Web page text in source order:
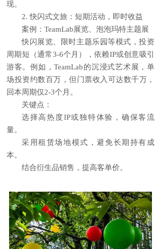
现。
2. 快闪式文旅：短期活动，即时收益
案例：TeamLab展览、泡泡玛特主题展
快闪展览、限时主题乐园等模式，投资
周期短（通常3-6个月），依赖IP或创意吸引
游客。例如，TeamLab的沉浸式艺术展，单
场投资约数百万，但门票收入可达数千万，
回本周期仅2-3个月。
关键点：
选择高热度IP或独特体验，确保客流
量。
采用租赁场地模式，避免长期持有成
本。
结合衍生品销售，提高客单价。